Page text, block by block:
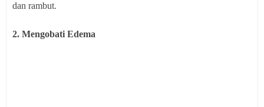
dan rambut.
2. Mengobati Edema